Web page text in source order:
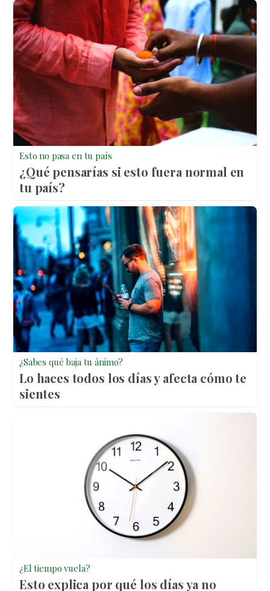
Esto no pasa en tu país
¿Qué pensarías si esto fuera normal en
tu país?
¿Sabes qué baja tu ánimo?
Lo haces todos los días y afecta cómo te
sientes
¿El tiempo vuela?
Esto explica por qué los días ya no